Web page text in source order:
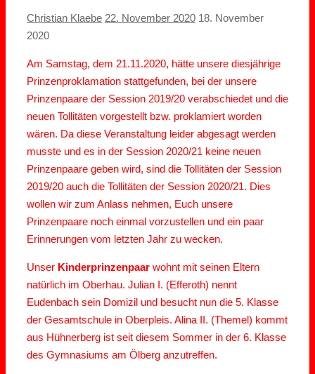
Christian Klaebe 22. November 2020 18. November
2020
Am Samstag, dem 21.11.2020, hätte unsere diesjährige
Prinzenproklamation stattgefunden, bei der unsere
Prinzenpaare der Session 2019/20 verabschiedet und die
neuen Tollitäten vorgestellt bzw. proklamiert worden
wären. Da diese Veranstaltung leider abgesagt werden
musste und es in der Session 2020/21 keine neuen
Prinzenpaare geben wird, sind die Tollitäten der Session
2019/20 auch die Tollitäten der Session 2020/21. Dies
wollen wir zum Anlass nehmen, Euch unsere
Prinzenpaare noch einmal vorzustellen und ein paar
Erinnerungen vom letzten Jahr zu wecken.
Unser Kinderprinzenpaar wohnt mit seinen Eltern
natürlich im Oberhau. Julian I. (Efferoth) nennt
Eudenbach sein Domizil und besucht nun die 5. Klasse
der Gesamtschule in Oberpleis. Alina II. (Themel) kommt
aus Hühnerberg ist seit diesem Sommer in der 6. Klasse
des Gymnasiums am Ölberg anzutreffen.